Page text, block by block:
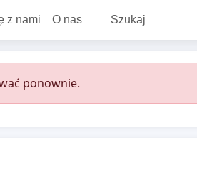
z nami O nas Szukaj
ponownie.